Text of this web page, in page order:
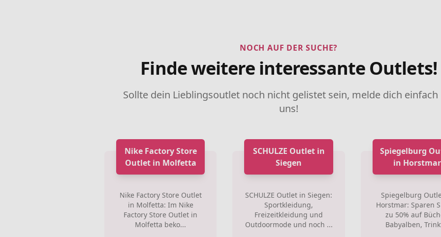
NOCH AUF DER SUCHE?
Finde weitere interessante Outlets!
Sollte dein Lieblingsoutlet noch nicht gelistet sein, melde dich einfach
uns!
Nike Factory Store
Outlet in Molfetta
Nike Factory Store Outlet
in Molfetta: Im Nike
Factory Store Outlet in
Molfetta beko...
SCHULZE Outlet in
Siegen
SCHULZE Outlet in Siegen:
Sportkleidung,
Freizeitkleidung und
Outdoormode und noch ...
Spiegelburg
in Horstmar
Spiegelburg
Horstmar: Sparen
zu 50% auf
Babyalben,